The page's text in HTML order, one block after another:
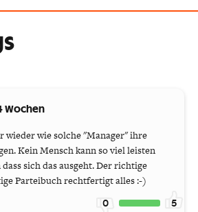
Wochen
wieder wie solche "Manager" ihre
Kein Mensch kann so viel leisten
sich das ausgeht. Der richtige
Parteibuch rechtfertigt alles :-)
0 5